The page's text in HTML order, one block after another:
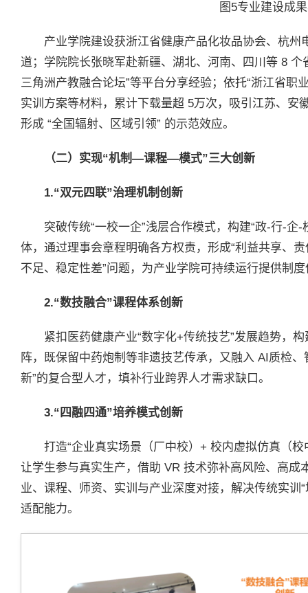
图5专业建设成
产业学院建设获浙江省健康产品化妆品协会、杭
道；学院院长张晓军赴新疆、湖北、河南、四川等 8 个
三角洲产教融合论坛”等平台分享经验；依托“浙江省职
实训方案等材料，累计下载量超 5万次，吸引江苏、安
形成 “全国辐射、区域引领” 的示范效应。
（二）实现“机制—课程—模式”三大创新
1.“双元四联”治理机制创新
突破传统“一校一企”浅层合作模式，构建“政-行-企
体，通过理事会章程明确各方权责，形成“利益共享、
不足、稳定性差”问题，为产业学院可持续运行提供制
2.“数技融合”课程体系创新
紧扣医药健康产业“数字化+传统技艺”发展趋势，
阵，既保留中药炮制等非遗技艺传承，又融入 AI质检
新”的复合型人才，填补行业跨界人才需求缺口。
3.“四融四通”培养模式创新
打造“企业真实场景（厂中校）+ 校内虚拟仿真（
让学生参与真实生产，借助 VR 技术弥补高风险、高成
业、课程、师资、实训与产业深度对接，解决传统实训
适配能力。